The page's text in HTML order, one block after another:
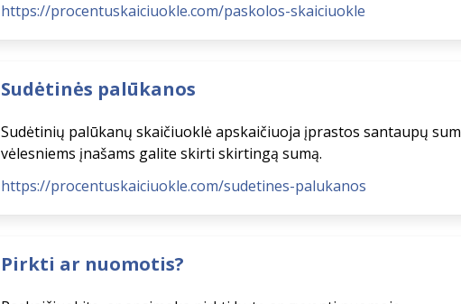
https://procentuskaiciuokle.com/paskolos-skaiciuokle
Sudėtinės palūkanos
Sudėtinių palūkanų skaičiuoklė apskaičiuoja įprastos santaupų
vėlesniems įnašams galite skirti skirtingą sumą.
https://procentuskaiciuokle.com/sudetines-palukanos
Pirkti ar nuomotis?